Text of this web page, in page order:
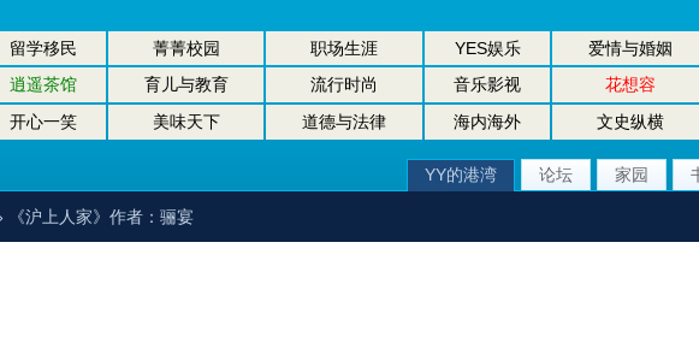
留学移民 菁菁校园 职场生涯 YES娱乐 爱情与婚姻
逍遥茶馆 育儿与教育 流行时尚 音乐影视 花想容
开心一笑 美味天下 道德与法律 海内海外 文史纵横
YY的港湾 论坛 家园
《沪上人家》作者：骊宴